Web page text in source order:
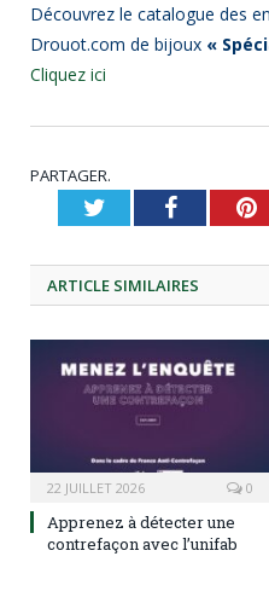
Découvrez le catalogue des
Drouot.com de bijoux «
Cliquez ici
PARTAGER.
TwitterFacebook
ARTICLE SIMILAIRES
22 JUILLET 2026 0
Apprenez à détecter une
contrefaçon avec l’unifab